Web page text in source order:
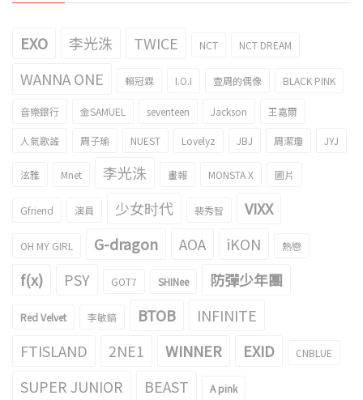
EXO 李光洙 TWICE NCT NCT DREAM
WANNA ONE 賴冠霖 I.O.I 壹周的偶像 BLACK PINK
音樂銀行 金SAMUEL seventeen Jackson 王嘉爾
人氣歌謠 周子瑜 NUEST Lovelyz JBJ 周潔瓊 JYJ
泫雅 Mnet 李光洙 畫報 MONSTA X 圖片
Gfriend 演員 少女时代 裴秀智 VIXX
OH MY GIRL G-dragon AOA iKON 熱戀
f(x) PSY GOT7 SHINee 防彈少年團
Red Velvet 李敏鎬 BTOB
INFINITE
FTISLAND
2NE1 WINNER EXID CNBLUE
SUPER JUNIOR BEAST A pink